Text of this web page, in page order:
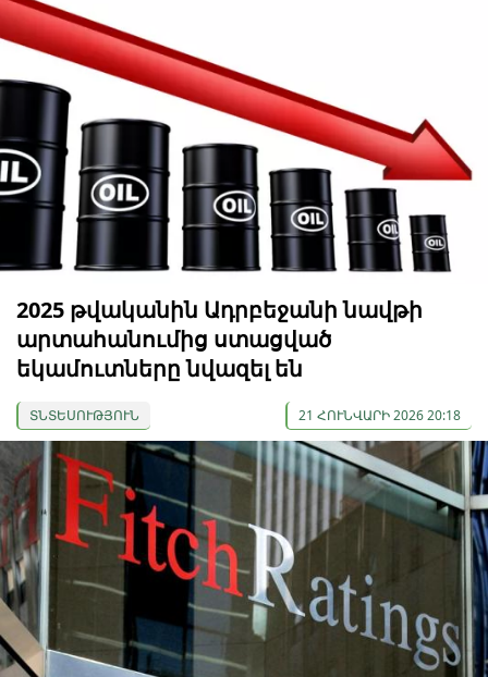
2025 թվականին Ադրբեջանի նավթի
արտահանումից ստացված
եկամուտները նվազել են
ՏՆՏԵՍՈՒԹՅՈՒՆ 21 ՀՈՒՆՎԱՐԻ 2026 20:18